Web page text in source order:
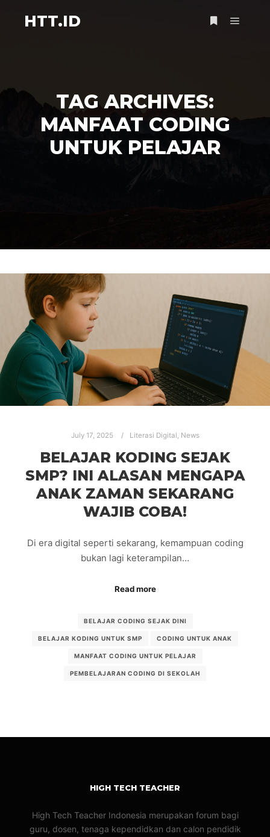
HTT.ID
TAG ARCHIVES:
MANFAAT CODING
UNTUK PELAJAR
July 17, 2025 Literasi Digital, News
BELAJAR KODING SEJAK
SMP? INI ALASAN MENGAPA
ANAK ZAMAN SEKARANG
WAJIB COBA!
Di era digital seperti sekarang, kemampuan coding
bukan lagi keterampilan…
Read more
BELAJAR CODING SEJAK DINI
BELAJAR KODING UNTUK SMP CODING UNTUK ANAK
MANFAAT CODING UNTUK PELAJAR
PEMBELAJARAN CODING DI SEKOLAH
HIGH TECH TEACHER
High Tech Teacher Indonesia merupakan forum bagi
guru, dosen, tenaga kependidkan dan calon pendidik